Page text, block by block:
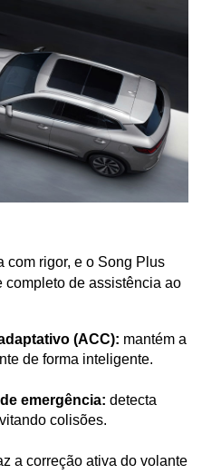
com rigor, e o Song Plus
completo de assistência ao
(ACC): mantém a
de forma inteligente.
emergência: detecta
colisões.
a correção ativa do volante